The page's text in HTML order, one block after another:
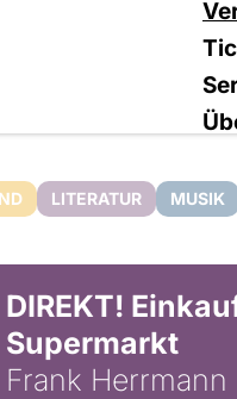
LITERATUR MUSIK
DIREKT!
Supermarkt
Frank Herrmann